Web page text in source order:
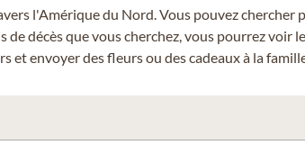
l'Amérique du Nord. Vous pouvez chercher
décès que vous cherchez, vous pourrez voir
et envoyer des fleurs ou des cadeaux à la